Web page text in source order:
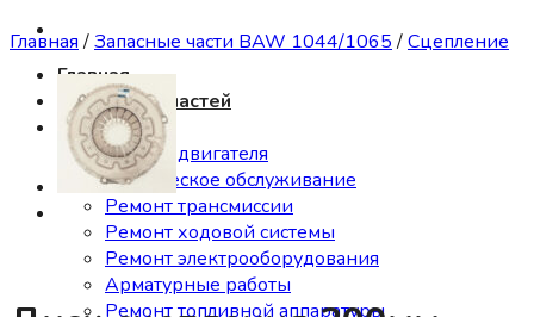
Главная
Каталог запчастей
Ремонт
Ремонт двигателя
Техническое обслуживание
Ремонт трансмиссии
Ремонт ходовой системы
Ремонт электрооборудования
Арматурные работы
Ремонт топливной аппаратуры
Главная /Запасные части BAW 1044/1065 /Сцепление